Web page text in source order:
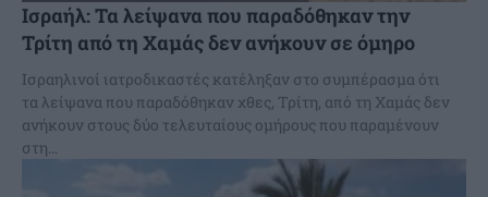
Ισραήλ: Τα λείψανα που παραδόθηκαν την
Τρίτη από τη Χαμάς δεν ανήκουν σε όμηρο
Ισραηλινοί ιατροδικαστές κατέληξαν στο συμπέρασμα ότι
τα λείψανα που παραδόθηκαν χθες, Τρίτη, από τη Χαμάς δεν
ανήκουν στους δύο τελευταίους ομήρους που παραμένουν
στη...